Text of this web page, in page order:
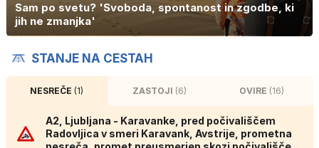
Sam po svetu? 'Svoboda, spontanost in zgodbe, ki
jih ne zmanjka'
STANJE NA CESTAH
NESREČE(1) ZASTOJI (6) OVIRE (16)
A2, Ljubljana - Karavanke, pred počivališčem
Radovljica v smeri Karavank, Avstrije, prometna